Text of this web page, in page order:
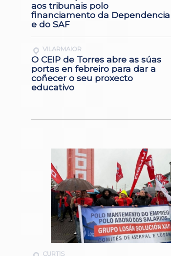
aos tribunais polo
financiamento da Dependencia
e do SAF
VILARMAIOR
O CEIP de Torres abre as súas
portas en febreiro para dar a
coñecer o seu proxecto
educativo
CURTIS